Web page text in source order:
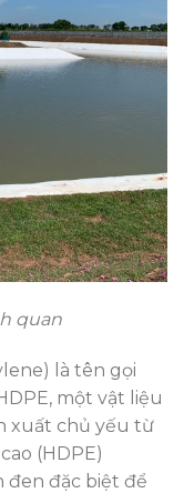
quan
là tên gọi
một vật liệu
xuất chủ yếu từ
(HDPE)
đen đặc biệt để